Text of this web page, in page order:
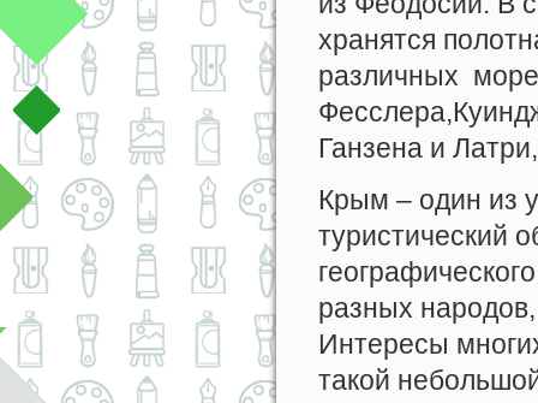
хранятся
различных
Ганзена и
Крым – один из
туристический
разных
Интересы
такой